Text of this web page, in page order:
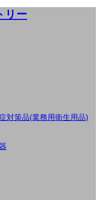
対策品(業務用衛生用品)